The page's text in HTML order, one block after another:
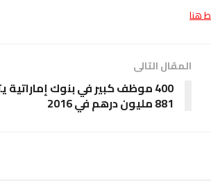
هنا
المقال التالى
400 موظف كبير في بنوك
881 مليون درهم في 2016